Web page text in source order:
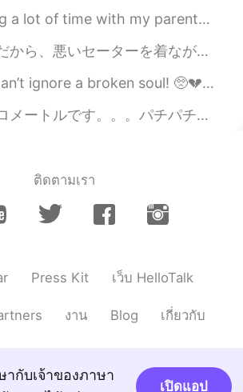
cute, lovely two dogs. It
I’m happy that my dog
2021.01.09 03:40
모
It was an instant attraction
2021.01.09 03:37
They are a cute couple. 😃
my parents at the moment as I only have one month left. On Frida...
の昼ご飯を作っている。皆さん、メリークリスマス！キレイな一日になっていると良いです。 Im wearing a bad Christmas sw...
soul! 🥺💔 I’ll heal you as a good friend and make you smile again...
月に買って、まだ一年もたってないですが、2000キロも走れて嬉しいです。😄 10キロ以内で、ものすごく軽くて、乗りやすいロードバイク...
ติดตามเรา
Press Kit เว็บ HelloTalk
งาน Blog เกี่ยวกับ
ากับเจ้าของภาษา
เปิดแอป